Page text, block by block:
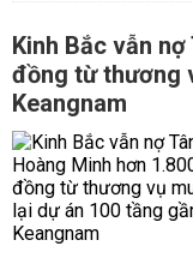
Kinh Bắc vẫn
đồng từ thương
Keangnam